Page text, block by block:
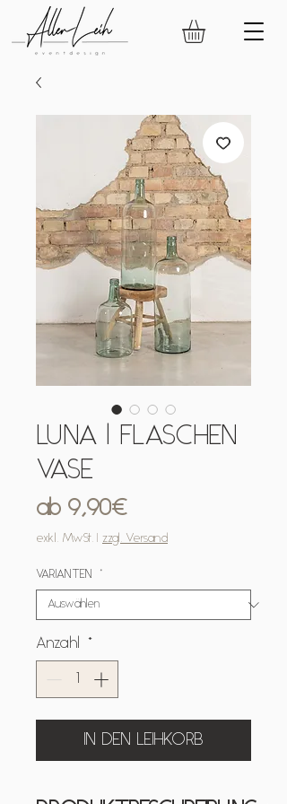
LUNA | FLASCHEN
VASE
ab 9,90€
Preis
exkl. MwSt. | zzgl. Versand
VARIANTEN *
Anzahl *
IN DEN LEIHKORB